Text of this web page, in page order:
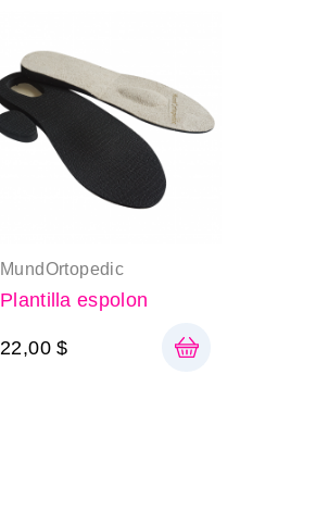
MundOrtopedic
Plantilla espolon
22,00 $